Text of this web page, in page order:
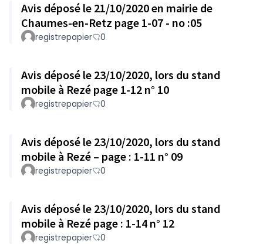
Avis déposé le 21/10/2020 en mairie de
Chaumes-en-Retz page 1-07 - no :05
registrepapier 0
Avis déposé le 23/10/2020, lors du stand
mobile à Rezé page 1-12 n° 10
registrepapier 0
Avis déposé le 23/10/2020, lors du stand
mobile à Rezé – page : 1-11 n° 09
registrepapier 0
Avis déposé le 23/10/2020, lors du stand
mobile à Rezé page : 1-14 n° 12
registrepapier 0